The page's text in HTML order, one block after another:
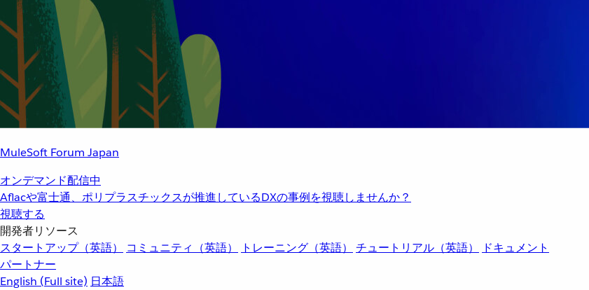
MuleSoft Forum Japan
オンデマンド配信中
Aflacや富士通、ポリプラスチックスが推進しているDXの事例を視聴しませんか？
視聴する
開発者リソース
スタートアップ（英語）
コミュニティ（英語） トレーニング（英語） チュートリアル（英語）
ドキュメント
パートナー
English (Full site) 日本語